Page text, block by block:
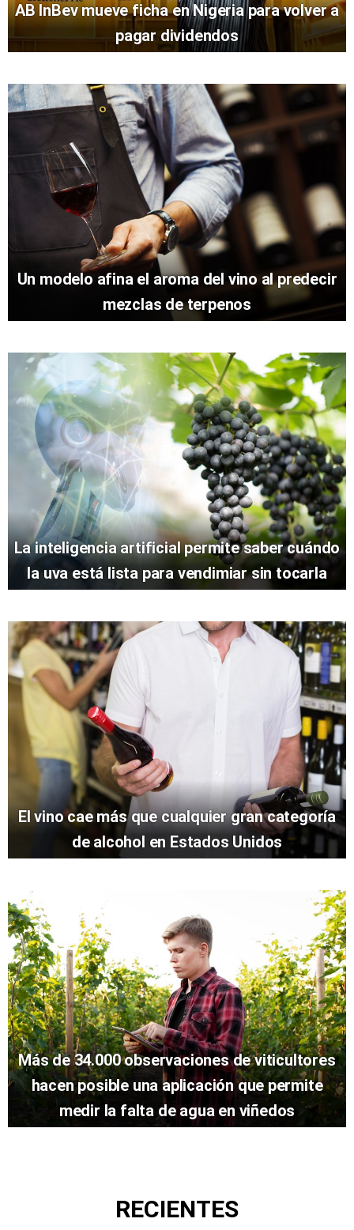
AB InBev mueve ficha en Nigeria para volver a
pagar dividendos
Un modelo afina el aroma del vino al predecir
mezclas de terpenos
La inteligencia artificial permite saber cuándo
la uva está lista para vendimiar sin tocarla
El vino cae más que cualquier gran categoría
de alcohol en Estados Unidos
Más de 34.000 observaciones de viticultores
hacen posible una aplicación que permite
medir la falta de agua en viñedos
RECIENTES